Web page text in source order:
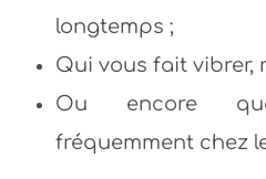
longtemps ;
Qui vous fait vibrer,
Ou encore
fréquemment chez